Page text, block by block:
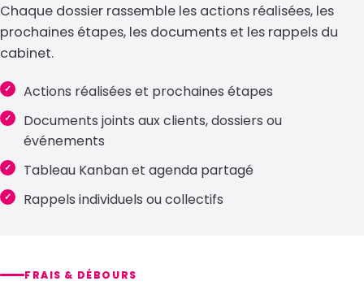
Chaque dossier rassemble les actions réalisées, les
prochaines étapes, les documents et les rappels du
cabinet.
Actions réalisées et prochaines étapes
Documents joints aux clients, dossiers ou
événements
Tableau Kanban et agenda partagé
Rappels individuels ou collectifs
FRAIS & DÉBOURS